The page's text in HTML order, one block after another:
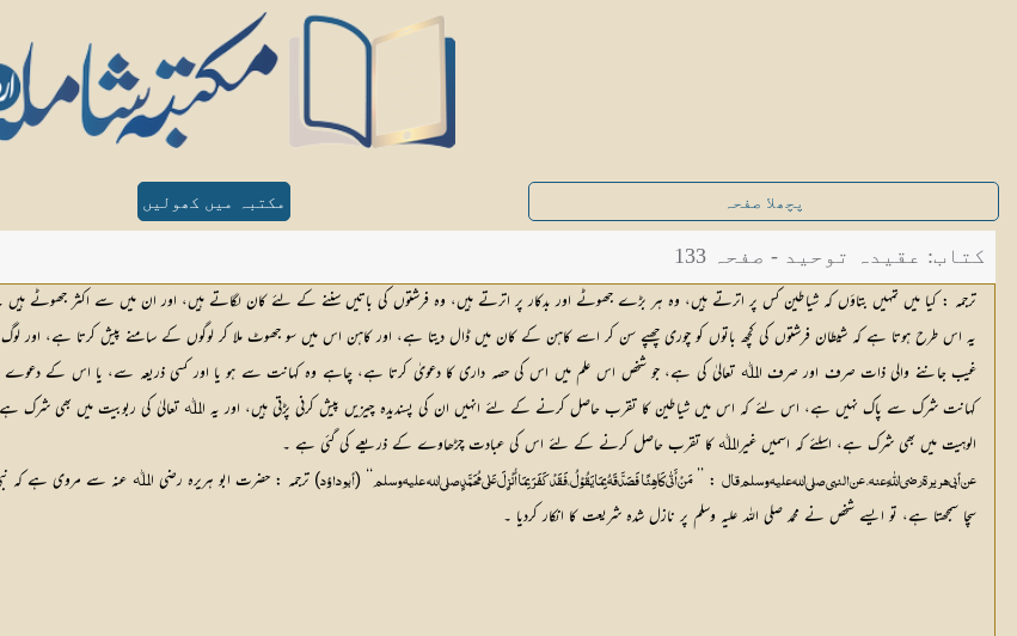
پچھلا صفحہ مکتبہ میں کھولیں
کتاب: عقیدہ توحید - صفحہ 133
ترجمہ : کیا میں تمہیں بتاؤں کہ شیاطین کس پر اترتے ہیں، وہ ہر بڑے جھوٹے اور بدکار پر اترتے ہیں، وہ فرشتوں کی باتیں سننے کے لئے کان لگاتے ہیں، اور ان میں سے اکثر جھوٹے ہیں
یہ اس طرح ہوتا ہے کہ شیطان فرشتوں کی کچھ باتوں کو چوری چھپے سن کر اسے کاہن کے کان میں ڈال دیتا ہے، اور کاہن اس میں سو جھوٹ ملا کر لوگوں کے سامنے پیش کرتا ہے، اور
غیب جاننے والی ذات صرف اور صرف اﷲ تعالیٰ کی ہے، جو شخص اس علم میں اس کی حصہ داری کا دعویٰ کرتا ہے، چاہے وہ کہانت سے ہو یا اور کسی ذریعہ سے، یا اس کے
کہانت شرک سے پاک نہیں ہے، اس لئے کہ اس میں شیاطین کا تقرب حاصل کرنے کے لئے انہیں ان کی پسندیدہ چیزیں پیش کرنی پڑتی ہیں، اور یہ اﷲ تعالیٰ کی ربوبیت میں بھی
الوہیت میں بھی شرک ہے، اسلئے کہ اسمیں غیراﷲ کا تقرب حاصل کرنے کے لئے اس کی عبادت چڑھاوے کے ذریعے کی گئی ہے ۔
عن أبی ھریرۃ رضی اللّٰہِ عنہ، عن النبی صلی اللہ علیہ وسلم قال : ’’ مَنْ أَتٰی کَاہِنًا فَصَدَّقَہُ بِمَا یَقُوْلُ، فَقَدْ کَفَرَ بِمَا أُنْزِلَ عَلٰی مُحَمَّدٍ صلی اللہ علیہ وسلم‘‘ (أبوداؤد
سچا سمجھتا ہے، تو ایسے شخص نے محمد صلی اللہ علیہ وسلم پر نازل شدہ شریعت کا انکار کردیا ۔